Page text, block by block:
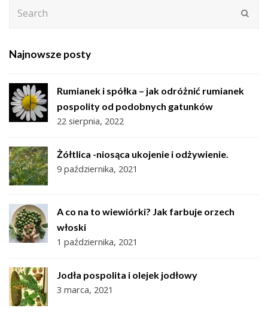
Najnowsze posty
Rumianek i spółka – jak odróżnić rumianek
pospolity od podobnych gatunków
22 sierpnia, 2022
Żółtlica -niosąca ukojenie i odżywienie.
9 października, 2021
A co na to wiewiórki? Jak farbuje orzech
włoski
1 października, 2021
Jodła pospolita i olejek jodłowy
3 marca, 2021